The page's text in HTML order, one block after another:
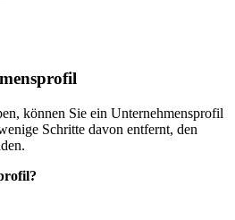
können Sie ein Unternehmensprofil
Schritte davon entfernt, den